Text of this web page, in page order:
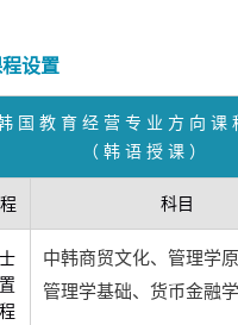
设置
国教育经营专业方向课
（韩语授课）
科目
中韩商贸文化、管理学
管理学基础、货币金融学